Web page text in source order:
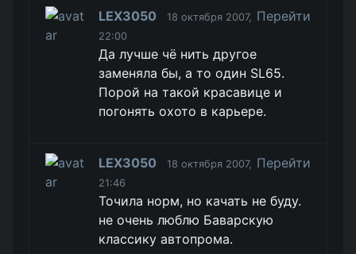
LEX3050
18 октября 2007,
22:00
Перейти
Да лучше чё нить другое
заменяла бы, а то один SL65.
Порой на такой красавице и
погонять охото в карьере.
LEX3050
18 октября 2007,
21:46
Перейти
Точила норм, но качать не буду.
не очень люблю Баварскую
классику автопрома.